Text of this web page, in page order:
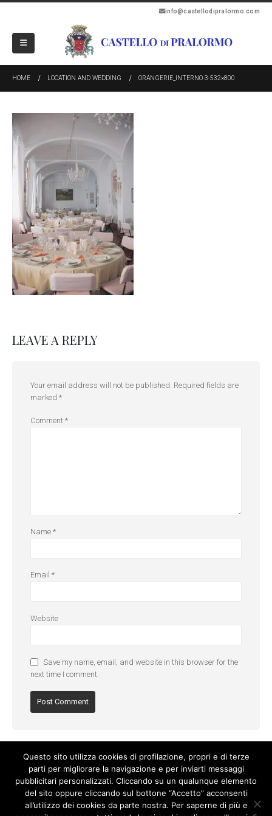
info@castellodipralormo.com
HOME LOCATION AND WEDDING ORANGERIE_INTERNO-3-532×800
LEAVE A REPLY
Your email address will not be published. Required fields are
marked *
Comment *
Name *
Email *
Website
Save my name, email, and website in this browser for the
next time I comment.
Questo sito utilizza cookies di profilazione, propri e di terze
parti per migliorare la navigazione e per inviarti messaggi
pubblicitari personalizzati. Cliccando su un qualunque elemento
del sito oppure cliccando sul bottone “Accetto” acconsenti
all’utilizzo dei cookies da parte nostra. Per saperne di più e